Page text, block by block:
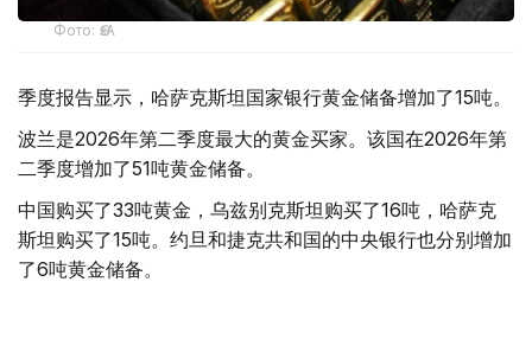
Фото: ӨзА
季度报告显示，哈萨克斯坦国家银行黄金储备增加了15吨。
波兰是2026年第二季度最大的黄金买家。该国在2026年第
二季度增加了51吨黄金储备。
中国购买了33吨黄金，乌兹别克斯坦购买了16吨，哈萨克
斯坦购买了15吨。约旦和捷克共和国的中央银行也分别增加
了6吨黄金储备。